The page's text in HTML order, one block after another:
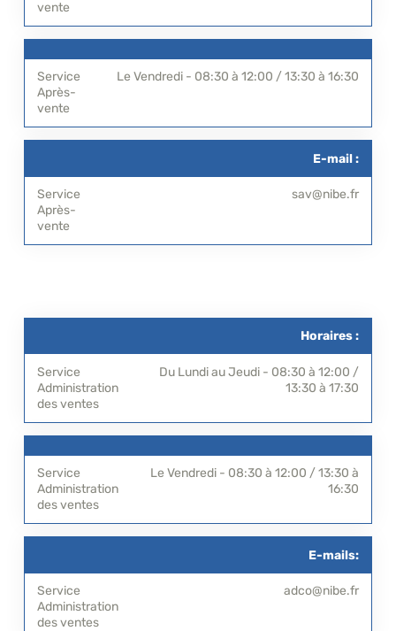
Le Vendredi - 08:30 à 12:00 / 13:30 à 16:30
E-mail :
sav@nibe.fr
Horaires :
Du Lundi au Jeudi - 08:30 à 12:00 /
13:30 à 17:30
Le Vendredi - 08:30 à 12:00 / 13:30 à
16:30
E-mails:
adco@nibe.fr